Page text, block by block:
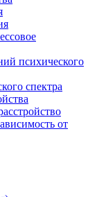
психического
спектра
от